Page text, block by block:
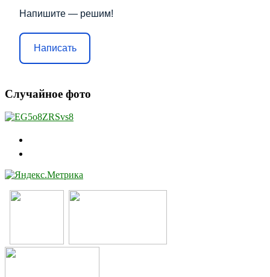
Напишите — решим!
Написать
Случайное фото